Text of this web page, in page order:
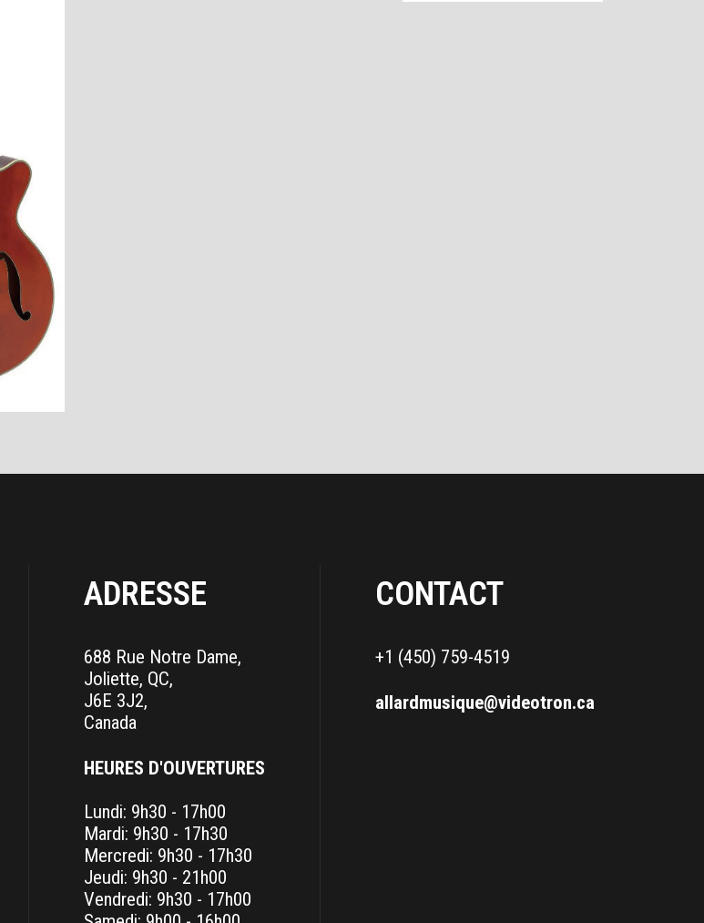
ADRESSE
688 Rue Notre Dame,
Joliette, QC,
J6E 3J2,
Canada
HEURES D'OUVERTURES
Lundi: 9h30 - 17h00
Mardi: 9h30 - 17h30
Mercredi: 9h30 - 17h30
Jeudi: 9h30 - 21h00
Vendredi: 9h30 - 17h00
CONTACT
+1 (450) 759-4519
allardmusique@videotron.ca